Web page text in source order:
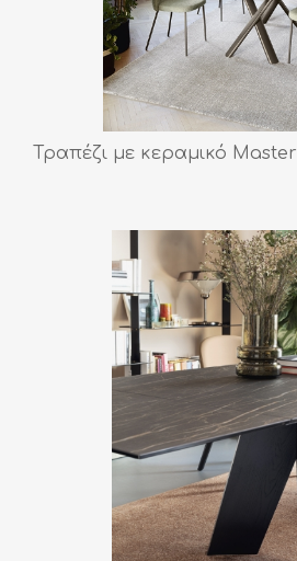
Τραπέζι με κεραμικό Master